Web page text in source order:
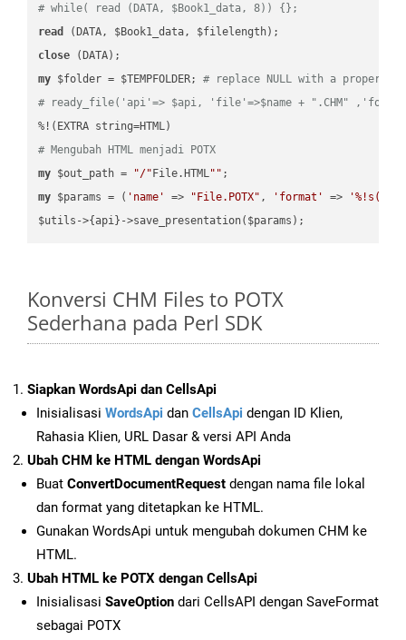
# while( read (DATA, $Book1_data, 8)) {};
read
close
my $folder = $TEMPFOLDER; # replace NULL with a proper
# ready_file('api'=> $api, 'file'=>$name + ".CHM"
# Mengubah HTML menjadi POTX
my $out_path = "/" File.HTML""
my $params = ( 'name' => "File.POTX" , 'format' =>
Konversi CHM Files to POTX
Sederhana pada Perl SDK
Siapkan WordsApi dan CellsApi
Inisialisasi WordsApi dan CellsApi dengan ID Klien,
Rahasia Klien, URL Dasar & versi API Anda
Ubah CHM ke HTML dengan WordsApi
Buat ConvertDocumentRequest dengan nama file lokal
dan format yang ditetapkan ke HTML.
Gunakan WordsApi untuk mengubah dokumen CHM ke
HTML.
Ubah HTML ke POTX dengan CellsApi
Inisialisasi SaveOption dari CellsAPI dengan SaveFormat
sebagai POTX